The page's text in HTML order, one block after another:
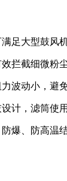
足大型鼓风
拦截细微粉
波动小，避
计，滤筒使
爆、防高温